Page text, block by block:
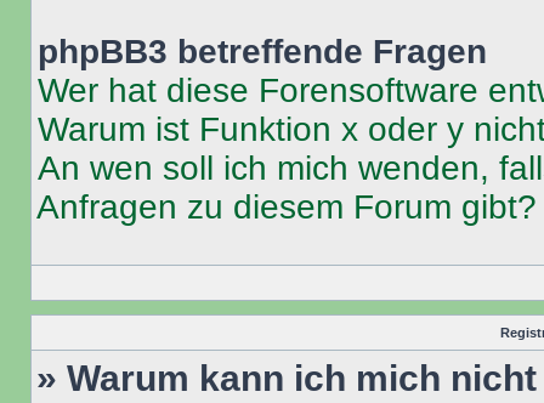
phpBB3 betreffende Fragen
Wer hat diese Forensoftware
Warum ist Funktion x oder y
An wen soll ich mich wenden,
Anfragen zu diesem Forum gibt?
» Warum kann ich mich